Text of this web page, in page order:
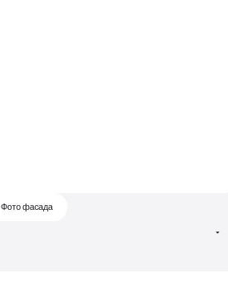
Фото фасада